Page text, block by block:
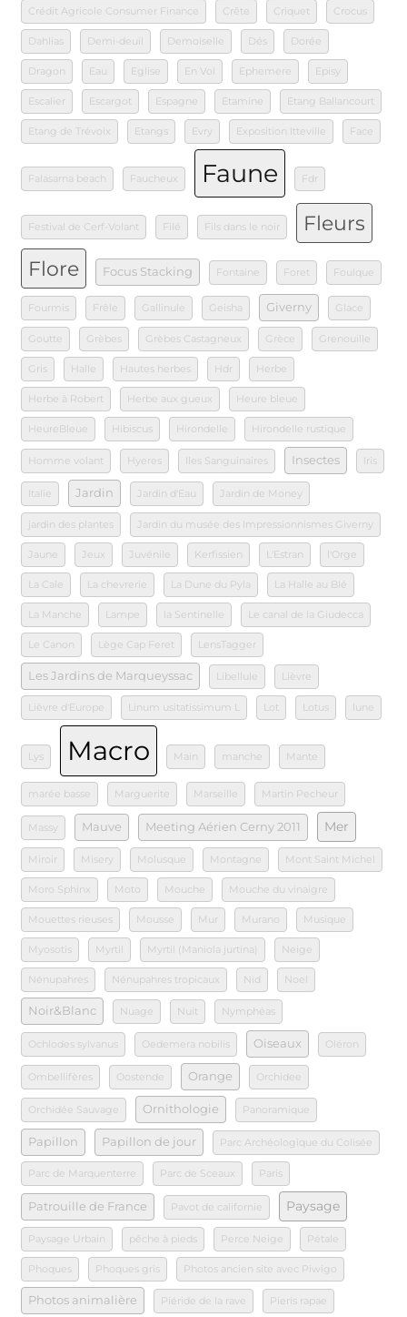
Crédit Agricole Consumer Finance Crête Criquet Crocus
Dahlias Demi-deuil Demoiselle Dés Dorée
Dragon Eau Eglise En Vol Ephemere Episy
Escalier Escargot Espagne Etamine Etang Ballancourt
Etang de Trévoix Etangs Evry Exposition Itteville Face
Falasarna beach Faucheux Faune Fdr
Festival de Cerf-Volant Filé Fils dans le noir
Fleurs
Flore
Focus Stacking Fontaine Foret Foulque
Fourmis Frêle Gallinule Geisha Giverny Glace
Goutte Grèbes Grèbes Castagneux Grèce Grenouille
Gris Halle Hautes herbes Hdr Herbe
Herbe à Robert Herbe aux gueux Heure bleue
HeureBleue Hibiscus Hirondelle Hirondelle rustique
Homme volant Hyeres Iles Sanguinaires Insectes Iris
Italie Jardin Jardin d'Eau Jardin de Money
jardin des plantes Jardin du musée des Impressionnismes Giverny
Jaune Jeux Juvénile Kerfissien L'Estran l'Orge
La Cale La chevrerie La Dune du Pyla La Halle au Blé
La Manche Lampe la Sentinelle Le canal de la Giudecca
Le Canon Lège Cap Feret LensTagger
Les Jardins de Marqueyssac Libellule Lièvre
Lièvre d'Europe Linum usitatissimum L Lot Lotus lune
Lys Macro Main manche Mante
marée basse Marguerite Marseille Martin Pecheur
Massy Mauve Meeting Aérien Cerny 2011 Mer
Miroir Misery Molusque Montagne Mont Saint Michel
Moro Sphinx Moto Mouche Mouche du vinaigre
Mouettes rieuses Mousse Mur Murano Musique
Myosotis Myrtil Myrtil (Maniola jurtina) Neige
Nénupahres Nénupahres tropicaux Nid Noel
Noir&Blanc Nuage Nuit Nymphéas
Ochlodes sylvanus Oedemera nobilis Oiseaux Oléron
Ombellifères Oostende Orange Orchidee
Orchidée Sauvage Ornithologie Panoramique
Papillon Papillon de jour Parc Archéologique du Colisée
Parc de Marquenterre Parc de Sceaux Paris
Patrouille de France Pavot de californie Paysage
Paysage Urbain pêche à pieds Perce Neige Pétale
Phoques Phoques gris Photos ancien site avec Piwigo
Photos animalière Piéride de la rave Pieris rapae